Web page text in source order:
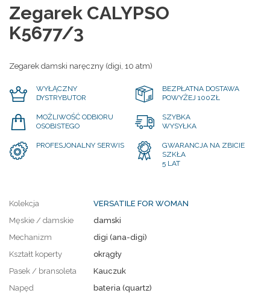
Zegarek CALYPSO
K5677/3
Zegarek damski naręczny (digi, 10 atm)
WYŁĄCZNY
DYSTRYBUTOR
BEZPŁATNA DOSTAWA
POWYŻEJ 100ZŁ
MOŻLIWOŚĆ ODBIORU
OSOBISTEGO
SZYBKA
WYSYŁKA
PROFESJONALNY SERWIS
GWARANCJA NA ZBICIE
SZKŁA
5 LAT
Kolekcja
VERSATILE FOR WOMAN
Męskie / damskie
damski
Mechanizm
digi (ana-digi)
Kształt koperty
okrągły
Pasek / bransoleta
Kauczuk
Napęd
bateria (quartz)